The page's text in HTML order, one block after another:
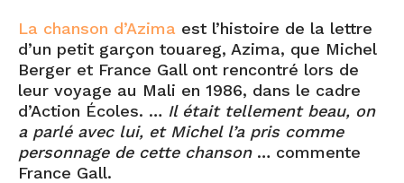
La chanson d’Azima est l’histoire de la lettre
d’un petit garçon touareg, Azima, que Michel
Berger et France Gall ont rencontré lors de
leur voyage au Mali en 1986, dans le cadre
d’Action Écoles. … Il était tellement beau, on
a parlé avec lui, et Michel l’a pris comme
personnage de cette chanson… commente
France Gall.